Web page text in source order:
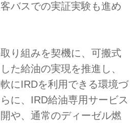
バスでの実証実験も進め
り組みを契機に、可搬式
た給油の実現を推進し、
にIRDを利用できる環境づ
に、IRD給油専用サービス
や、通常のディーゼル燃